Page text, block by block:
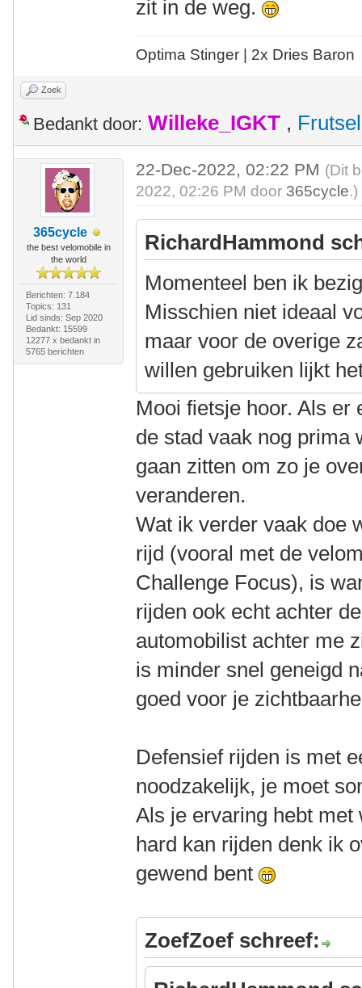
zit in de weg.
Optima Stinger | 2x Dries Baron
Zoek
Bedankt door: Willeke_IGKT , Frutsel
365cycle
the best velomobile in
the world
Berichten: 7.184
Topics: 131
Lid sinds: Sep 2020
Bedankt: 15599
12277 x bedankt in
5765 berichten
22-Dec-2022, 02:22 PM (Dit
2022, 02:26 PM door 365cycle.)
RichardHammond
Momenteel ben ik
Misschien niet ideaal
maar voor de overige
willen gebruiken lijkt
Mooi fietsje hoor. Als er
de stad vaak nog prima
gaan zitten om zo je
veranderen.
Wat ik verder vaak doe
rijd (vooral met de
Challenge Focus), is
rijden ook echt achter
automobilist achter me
is minder snel geneigd
goed voor je
Defensief rijden is met
noodzakelijk, je moet
Als je ervaring hebt
hard kan rijden denk ik
gewend bent
ZoefZoef schreef: